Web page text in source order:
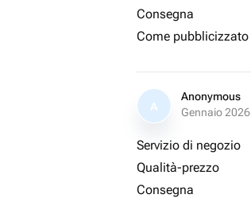
Consegna
Come pubblicizzato
A
Anonymous
Gennaio 2026
Servizio di negozio
Qualità-prezzo
Consegna